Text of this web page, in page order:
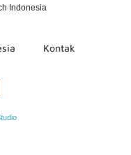
Indonesia
Kontak